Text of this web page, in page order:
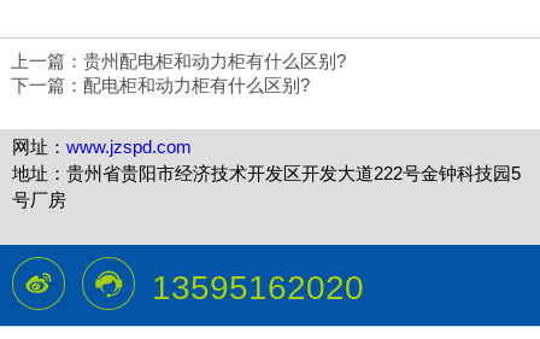
上一篇： 贵州配电柜和动力柜有什么区别?
下一篇： 配电柜和动力柜有什么区别?
网址： www.jzspd.com
地址：贵州省贵阳市经济技术开发区开发大道222号金钟科技园5
号厂房
13595162020